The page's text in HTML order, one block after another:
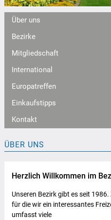
Über uns
Bezirke
Mitgliedschaft
International
Europatreffen
Einkaufstipps
Kontakt
ÜBER UNS
Herzlich Willkommen im
Unseren Bezirk gibt es seit
für die wir ein interessantes
umfasst viele